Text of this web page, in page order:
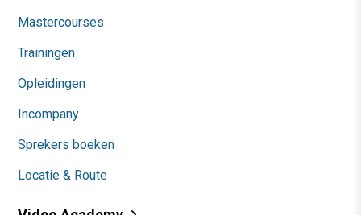
Mastercourses
Trainingen
Opleidingen
Incompany
Sprekers boeken
Locatie & Route